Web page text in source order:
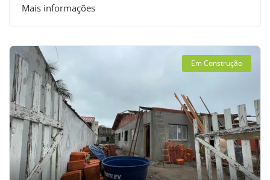
Mais informações
Em Construção